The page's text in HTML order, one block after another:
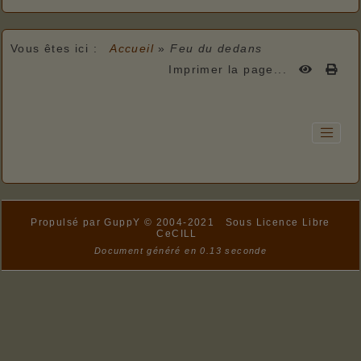
Vous êtes ici : Accueil » Feu du dedans
Imprimer la page...
Propulsé par GuppY © 2004-2021
Sous Licence Libre
CeCILL
Document généré en 0.13 seconde